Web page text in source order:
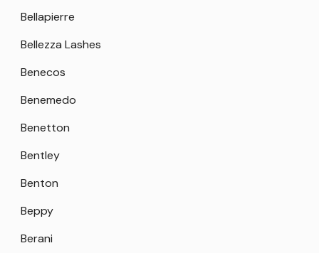
Bellapierre
Bellezza Lashes
Benecos
Benemedo
Benetton
Bentley
Benton
Beppy
Berani